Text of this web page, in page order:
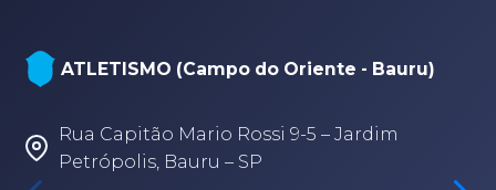
NATAÇÃO, PARANATAÇÃO E POLO
AQUÁTICO (Arena - sede Bauru)
Rua Fabio Geraldo, 2-12 – Jardim Terra
Branca – Bauru/SP